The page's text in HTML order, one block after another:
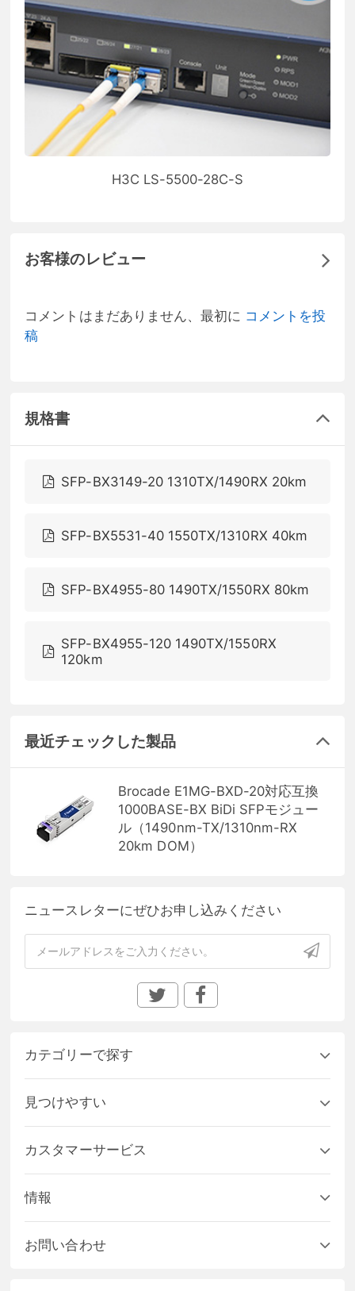
H3C LS-5500-28C-S
お客様のレビュー
コメントはまだありません、最初に コメントを投
稿
規格書
SFP-BX3149-20 1310TX/1490RX 20km
SFP-BX5531-40 1550TX/1310RX 40km
SFP-BX4955-80 1490TX/1550RX 80km
SFP-BX4955-120 1490TX/1550RX
120km
最近チェックした製品
Brocade E1MG-BXD-20対応互換
1000BASE-BX BiDi SFPモジュー
ル（1490nm-TX/1310nm-RX
20km DOM）
ニュースレターにぜひお申し込みください
カテゴリーで探す
見つけやすい
カスタマーサービス
情報
お問い合わせ